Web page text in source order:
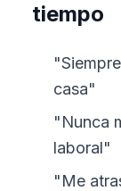
tiempo
casa"
"Nunca
laboral"
"Me